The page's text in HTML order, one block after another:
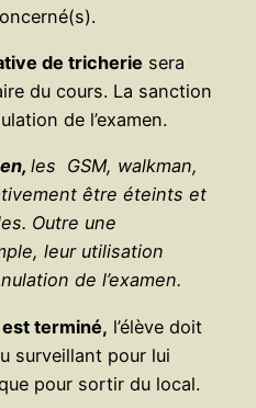
de tricherie sera
du cours. La sanction
de l’examen.
les GSM, walkman,
être éteints et
Outre une
leur utilisation
de l’examen.
est terminé, l’élève doit
surveillant pour lui
pour sortir du local.